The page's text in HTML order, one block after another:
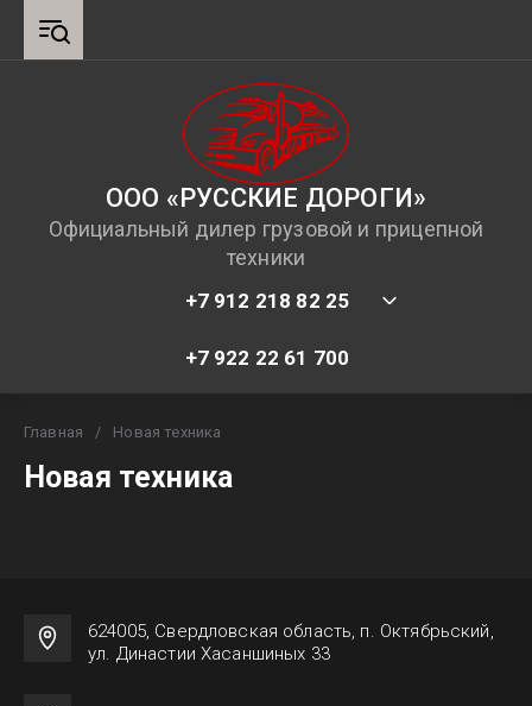
ООО «РУССКИЕ ДОРОГИ»
Официальный дилер грузовой и прицепной
техники
+7 912 218 82 25
+7 922 22 61 700
Главная / Новая техника
Новая техника
624005, Свердловская область, п. Октябрьский,
ул. Династии Хасаншиных 33